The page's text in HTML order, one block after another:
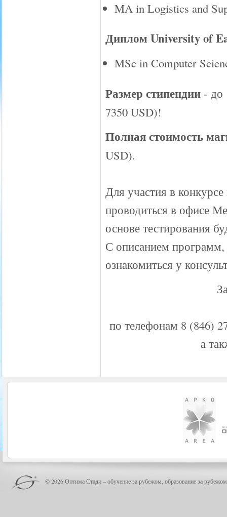
MA in Logistics and
Диплом University of
MSc in Computer
Размер стипендии - до
7350 USD)!
Полная стоимость
USD).
Для участия в
проводиться в офисе
основе тестирования
С описанием
ознакомиться у
по телефонам 8 (846)
а
© 2026 Оптима Стади – обучение за рубежом, образование за